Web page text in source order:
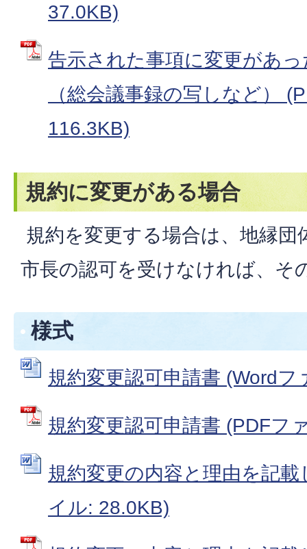
37.0KB)
告示された事項に変更があ
（総会議事録の写しなど）
116.3KB)
規約に変更がある場合
規約を変更する場合は、地縁団
市長の認可を受けなければ、そ
様式
規約変更認可申請書 (Word
規約変更認可申請書 (PDFフ
規約変更の内容と理由を記
イル: 28.0KB)